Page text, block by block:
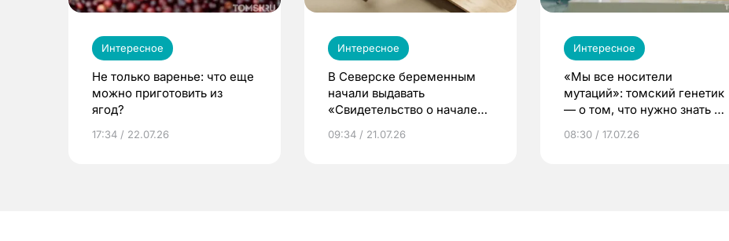
Интересное
Не только варенье: что еще
можно приготовить из
ягод?
17:34 / 22.07.26
Интересное
В Северске беременным
начали выдавать
«Свидетельство о начале
09:34 / 21.07.26
Интересное
«Мы все носители
мутаций»: томский генетик
— о том, что нужно знать до
08:30 / 17.07.26